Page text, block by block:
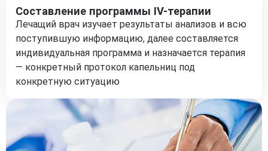
Составление программы IV-терапии
Лечащий врач изучает результаты анализов и всю
поступившую информацию, далее составляется
индивидуальная программа и назначается терапия
— конкретный протокол капельниц под
конкретную ситуацию